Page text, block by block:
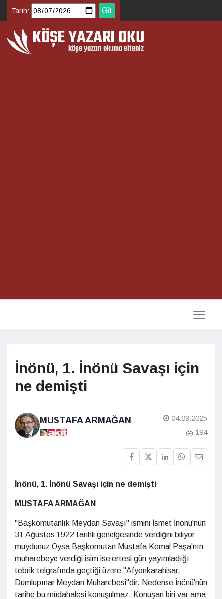
Tarih:
İnönü, 1. İnönü Savaşı için
ne demişti
MUSTAFA ARMAĞAN
04.09.2025
194
İnönü, 1. İnönü Savaşı için ne demişti
MUSTAFA ARMAĞAN
"Başkomutanlık Meydan Savaşı" ismini İsmet İnönü'nün
31 Ağustos 1922 tarihli genelgesinde verdiğini biliyor
muydunuz Oysa Başkomutan Mustafa Kemal Paşa'nın
muharebeye verdiği isim ise ertesi gün yayımladığı
tebrik telgrafında geçtiği üzere "Afyonkarahisar,
Dumlupınar Meydan Muharebesi"dir. Nedense İnönü'nün
tarihe bu müdahalesi konuşulmaz. Konuşan biri var ama